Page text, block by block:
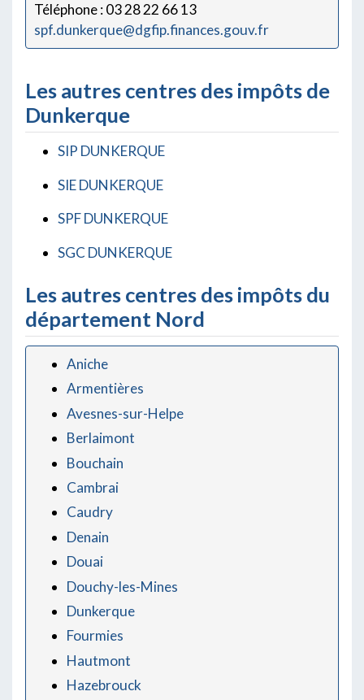
Téléphone : 03 28 22 66 13
spf.dunkerque@dgfip.finances.gouv.fr
Les autres centres des impôts de
Dunkerque
SIP DUNKERQUE
SIE DUNKERQUE
SPF DUNKERQUE
SGC DUNKERQUE
Les autres centres des impôts du
département Nord
Aniche
Armentières
Avesnes-sur-Helpe
Berlaimont
Bouchain
Cambrai
Caudry
Denain
Douai
Douchy-les-Mines
Dunkerque
Fourmies
Hautmont
Hazebrouck